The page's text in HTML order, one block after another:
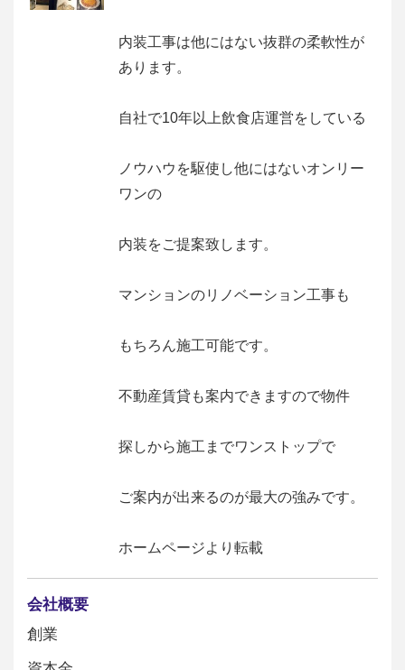
内装工事は他にはない抜群の柔軟性が
あります。
自社で10年以上飲食店運営をしている
ノウハウを駆使し他にはないオンリー
ワンの
内装をご提案致します。
マンションのリノベーション工事も
もちろん施工可能です。
不動産賃貸も案内できますので物件
探しから施工までワンストップで
ご案内が出来るのが最大の強みです。
ホームページより転載
会社概要
創業